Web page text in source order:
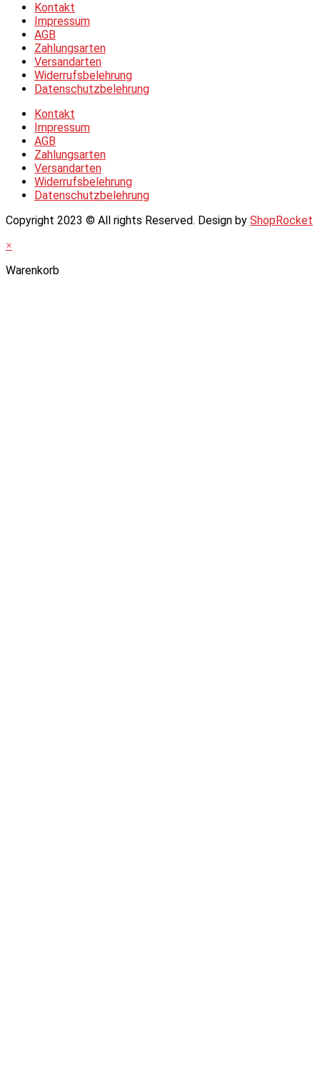
Kontakt
Impressum
AGB
Zahlungsarten
Versandarten
Widerrufsbelehrung
Datenschutzbelehrung
Kontakt
Impressum
AGB
Zahlungsarten
Versandarten
Widerrufsbelehrung
Datenschutzbelehrung
Copyright 2023 © All rights Reserved. Design by ShopRocket
×
Warenkorb